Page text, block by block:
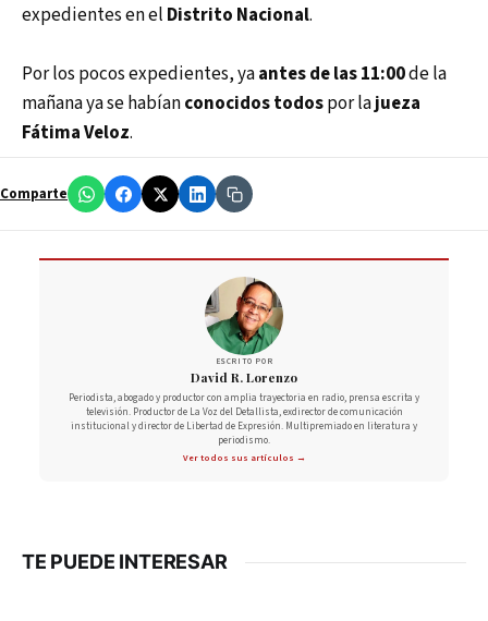
expedientes en el Distrito Nacional.
Por los pocos expedientes, yaantes de las 11:00de la
mañana ya se habíanconocidos todospor lajueza
Fátima Veloz.
Comparte
ESCRITO POR
David R. Lorenzo
Periodista, abogado y productor con amplia trayectoria en radio, prensa escrita y
televisión. Productor de La Voz del Detallista, exdirector de comunicación
institucional y director de Libertad de Expresión. Multipremiado en literatura y
periodismo.
Ver todos sus artículos →
TE PUEDE INTERESAR